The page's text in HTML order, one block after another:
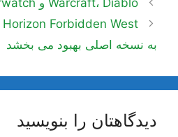
نوشته‌ها
Warcraft، Diablo و Overwatch
به نسخه اصلی بهبود می بخشد
دیدگاهتان را بنویسید